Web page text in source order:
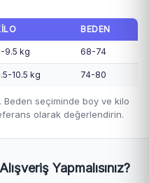
BEDEN
9.5 kg 68-74
10.5 kg 74-80
Beden seçiminde boy ve kilo
olarak değerlendirin.
Yapmalısınız?